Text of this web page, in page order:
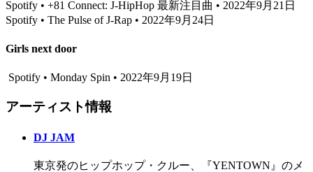
Spotify • +81 Connect: J-HipHop 最新注目曲 • 2022年9月21日
Spotify • The Pulse of J-Rap • 2022年9月24日
Girls next door
Spotify • Monday Spin • 2022年9月19日
アーティスト情報
DJ JAM
東京発のヒップホップ・クルー、『YENTOWN』のメ